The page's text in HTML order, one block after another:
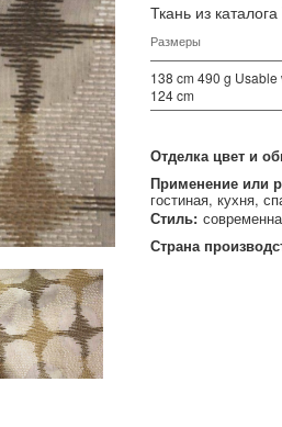
Ткань из
Размеры
138 cm 490 g Usable
124 cm
Отделка цвет и
Применение или
гостиная кухня
Стиль:
Страна